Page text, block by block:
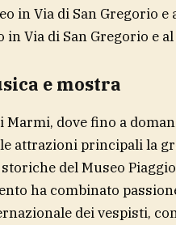
Via di San Gregorio e
e mostra
Marmi, dove fino a
attrazioni principali la
del Museo
ha combinato
dei vespisti,